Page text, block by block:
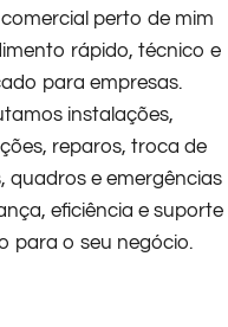
perto de mim
rápido, técnico e
para empresas.
instalações,
reparos, troca de
quadros e emergências
eficiência e suporte
para o seu negócio.